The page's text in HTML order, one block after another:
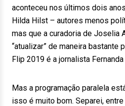
aconteceu nos últimos dois
Hilda Hilst – autores menos
mas que a curadoria de Joselia
“atualizar” de maneira bastante
Flip 2019 é a jornalista Fernanda
Mas a programação paralela
isso é muito bom. Separei,